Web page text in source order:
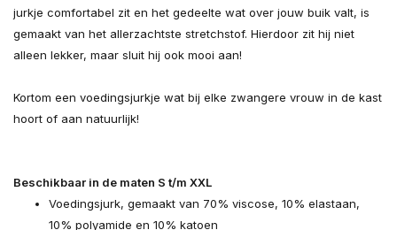
jurkje comfortabel zit en het gedeelte wat over jouw buik valt, is
gemaakt van het allerzachtste stretchstof. Hierdoor zit hij niet
alleen lekker, maar sluit hij ook mooi aan!
Kortom een voedingsjurkje wat bij elke zwangere vrouw in de kast
hoort of aan natuurlijk!
Beschikbaar in de maten S t/m XXL
Voedingsjurk, gemaakt van 70% viscose, 10% elastaan,
10% polyamide en 10% katoen